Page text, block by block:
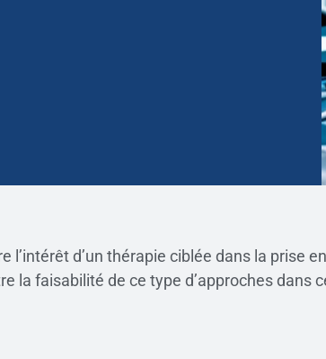
l’intérêt d’un thérapie ciblée dans la prise
la faisabilité de ce type d’approches dans